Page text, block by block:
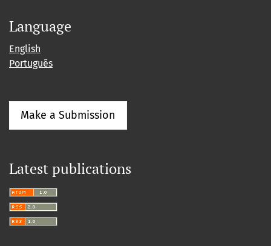
Language
English
Português
Make a Submission
Latest publications